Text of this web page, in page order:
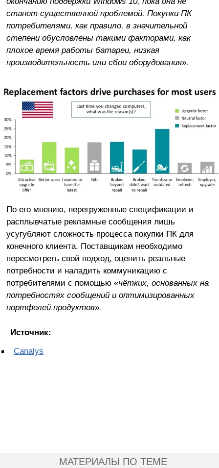
станет существенной проблемой. Покупки ПК
потребителями, как правило, в значительной
степени обусловлены такими факторами, как
плохое время работы батареи, низкая
производительность или сбои оборудования».
По его мнению, перегруженные спецификации и
расплывчатые рекламные сообщения лишь
усугубляют сложность процесса покупки ПК для
конечного клиента. Поставщикам необходимо
пересмотреть свой подход, оценить реальные
потребности и наладить коммуникацию с
потребителями с помощью «чётких, основанных на
потребностях сообщений и оптимизированных
портфелей продуктов».
Источник:
Canalys
МАТЕРИАЛЫ ПО ТЕМЕ